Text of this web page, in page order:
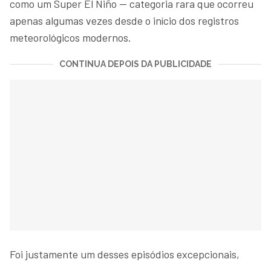
como um Super El Niño — categoria rara que ocorreu
apenas algumas vezes desde o início dos registros
meteorológicos modernos.
CONTINUA DEPOIS DA PUBLICIDADE
Foi justamente um desses episódios excepcionais,